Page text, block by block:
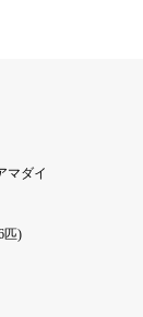
マダイ
匹)